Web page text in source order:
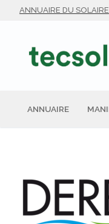
ANNUAIRE DU SOLAIRE
ANNUAIRE